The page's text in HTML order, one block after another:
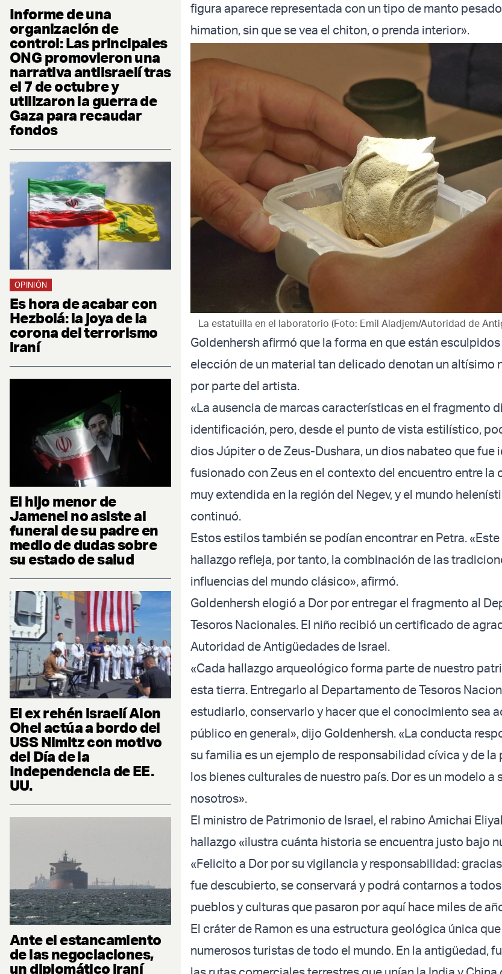
Informe de una
organización de
control: Las principales
ONG promovieron una
narrativa antiisraelí tras
el 7 de octubre y
utilizaron la guerra de
Gaza para recaudar
fondos
OPINIÓN
Es hora de acabar con
Hezbolá: la joya de la
corona del terrorismo
iraní
El hijo menor de
Jamenei no asiste al
funeral de su padre en
medio de dudas sobre
su estado de salud
El ex rehén israelí Alon
Ohel actúa a bordo del
USS Nimitz con motivo
del Día de la
Independencia de EE.
UU.
Ante el estancamiento
de las negociaciones,
un diplomático iraní
figura aparece representada con un tipo de manto
himation, sin que se vea el chiton, o prenda interior».
La estatuilla en el laboratorio (Foto: Emil Aladjem/Autoridad de
Goldenhersh afirmó que la forma en que están
elección de un material tan delicado denotan un altísimo
por parte del artista.
«La ausencia de marcas características en el fragmento
identificación, pero, desde el punto de vista estilístico,
dios Júpiter o de Zeus-Dushara, un dios nabateo que fue
fusionado con Zeus en el contexto del encuentro entre la
muy extendida en la región del Negev, y el mundo
continuó.
Estos estilos también se podían encontrar en Petra.
hallazgo refleja, por tanto, la combinación de las
influencias del mundo clásico», afirmó.
Goldenhersh elogió a Dor por entregar el fragmento al
Tesoros Nacionales. El niño recibió un certificado de
Autoridad de Antigüedades de Israel.
«Cada hallazgo arqueológico forma parte de nuestro
esta tierra. Entregarlo al Departamento de Tesoros
estudiarlo, conservarlo y hacer que el conocimiento sea
público en general», dijo Goldenhersh. «La conducta
su familia es un ejemplo de responsabilidad cívica y de la
los bienes culturales de nuestro país. Dor es un modelo a
nosotros».
El ministro de Patrimonio de Israel, el rabino Amichai
hallazgo «ilustra cuánta historia se encuentra justo bajo
«Felicito a Dor por su vigilancia y responsabilidad:
fue descubierto, se conservará y podrá contarnos a
pueblos y culturas que pasaron por aquí hace miles de
El cráter de Ramon es una estructura geológica única
numerosos turistas de todo el mundo. En la antigüedad,